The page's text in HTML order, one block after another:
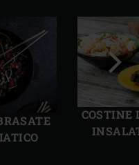
COSTINE